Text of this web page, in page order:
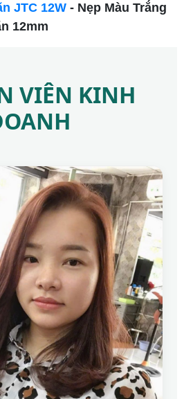
JTC 12W - Nẹp Màu Trắng
12mm
VIÊN KINH